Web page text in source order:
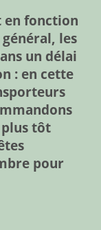
en fonction
les
un délai
: en cette
plus tôt
pour